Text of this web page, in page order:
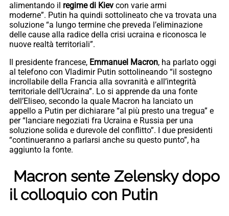
alimentando il regime di Kiev con varie armi
moderne”. Putin ha quindi sottolineato che va trovata una
soluzione “a lungo termine che preveda l’eliminazione
delle cause alla radice della crisi ucraina e riconosca le
nuove realtà territoriali”.
Il presidente francese, Emmanuel Macron, ha parlato oggi
al telefono con Vladimir Putin sottolineando “il sostegno
incrollabile della Francia alla sovranità e all’integrità
territoriale dell’Ucraina”. Lo si apprende da una fonte
dell’Eliseo, secondo la quale Macron ha lanciato un
appello a Putin per dichiarare “al più presto una tregua” e
per “lanciare negoziati fra Ucraina e Russia per una
soluzione solida e durevole del conflitto”. I due presidenti
“continueranno a parlarsi anche su questo punto”, ha
aggiunto la fonte.
Macron sente Zelensky dopo
il colloquio con Putin